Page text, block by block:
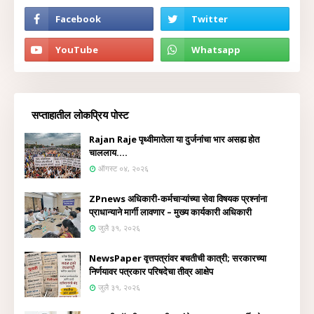
सप्ताहातील लोकप्रिय पोस्ट
Rajan Raje पृथ्वीमातेला या दुर्जनांचा भार असह्य होत
चाललाय....
ऑगस्ट ०४, २०२६
ZPnews अधिकारी-कर्मचाऱ्यांच्या सेवा विषयक प्रश्नांना
प्राधान्याने मार्गी लावणार – मुख्य कार्यकारी अधिकारी
जुलै ३१, २०२६
NewsPaper वृत्तपत्रांवर बचतीची कात्री; सरकारच्या
निर्णयावर पत्रकार परिषदेचा तीव्र आक्षेप
जुलै ३१, २०२६